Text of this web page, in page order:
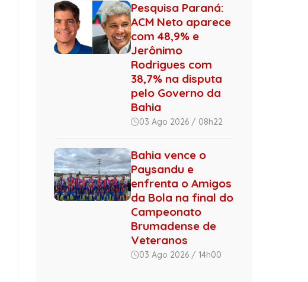
Pesquisa Paraná:
ACM Neto aparece
com 48,9% e
Jerônimo
Rodrigues com
38,7% na disputa
pelo Governo da
Bahia
03 Ago 2026 / 08h22
Bahia vence o
Paysandu e
enfrenta o Amigos
da Bola na final do
Campeonato
Brumadense de
Veteranos
03 Ago 2026 / 14h00